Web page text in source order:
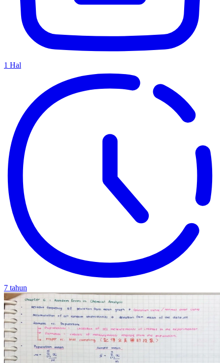
1 Hal
7 tahun